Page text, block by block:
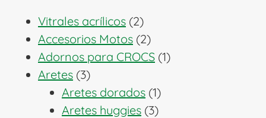
Vitrales acrílicos 22
productos
Accesorios Motos 22
productos
Adornos para CROCS 11
Aretes 33
productos
Aretes dorados 11
producto
Aretes huggies 33